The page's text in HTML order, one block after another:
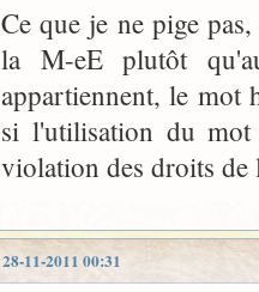
Ce que je ne pige
la M-eE plutôt
appartiennent, le mot
si l'utilisation du mot
violation des droits de
28-11-2011 00:31